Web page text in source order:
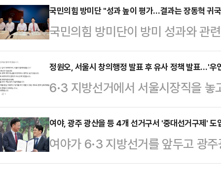
다.17일 청와대 등 정치권에 따르
걸리를 곁들인 비공개 오찬 회동을
됐다.이…
을 철회해 달라"고 호소했다. 그러
이 필요하다는 입장을 고수했다.'윤
위한 국정조사 특별위원회' 여당 간
입장문을 통해 "당시 수사를 기획
명과 국민의 알권리를 위해 반드시
서초구 대검 퇴근길에 …
국민의힘 방미단 "성과 높이 평가…결과는 장동혁 귀
국민의힘 방미단이 방미 성과와 관
고 자평한다"고 밝혔다.김장겸·김
오후 인천국제공항으로 귀국해 기
었지만 종합적으로 (성과를) 상당
적인 내용은 다음 주 빠른 시일 내
통해서 말씀드리겠다"고 말했다.장
일 귀국할 예정이다. 방미단 가운데
다. 김장겸·김대식·조…
정원오, 서울시 창의행정 발표 후 유사 정책 발표…'우
6·3 지방선거에서 서울시장직을
가 '정책 유사성' 논란까지 불러오
도 유사성을 띠는 일은 그리 드물지
정책 내용이 서울시의 2026년 '창
공개 시점도 발표회 후 몇 시간 후
여야, 광주 광산을 등 4개 선거구서 '중대선거구제' 도
여야가 6·3 지방선거를 앞두고 광
시·도의회의원 선거 최초로 중대선